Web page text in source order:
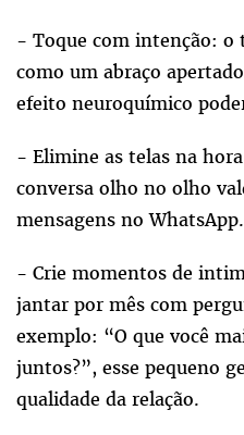
- Toque com intenção: o
como um abraço
efeito neuroquímico
- Elimine as telas na
conversa olho no olho
mensagens no WhatsApp.
- Crie momentos de
jantar por mês com
exemplo: “O que você
juntos?”, esse pequeno
qualidade da relação.